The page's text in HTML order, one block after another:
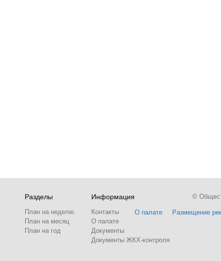
Разделы
План на неделю
План на месяц
План на год
Информация
Контакты
О палате
Документы
Документы ЖКХ-контроля
О палате Размещение
©